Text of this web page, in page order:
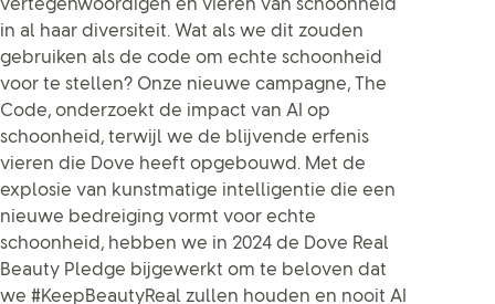
vertegenwoordigen en vieren van schoonheid
in al haar diversiteit. Wat als we dit zouden
gebruiken als de code om echte schoonheid
voor te stellen? Onze nieuwe campagne, The
Code, onderzoekt de impact van AI op
schoonheid, terwijl we de blijvende erfenis
vieren die Dove heeft opgebouwd. Met de
explosie van kunstmatige intelligentie die een
nieuwe bedreiging vormt voor echte
schoonheid, hebben we in 2024 de Dove Real
Beauty Pledge bijgewerkt om te beloven dat
we #KeepBeautyReal zullen houden en nooit AI